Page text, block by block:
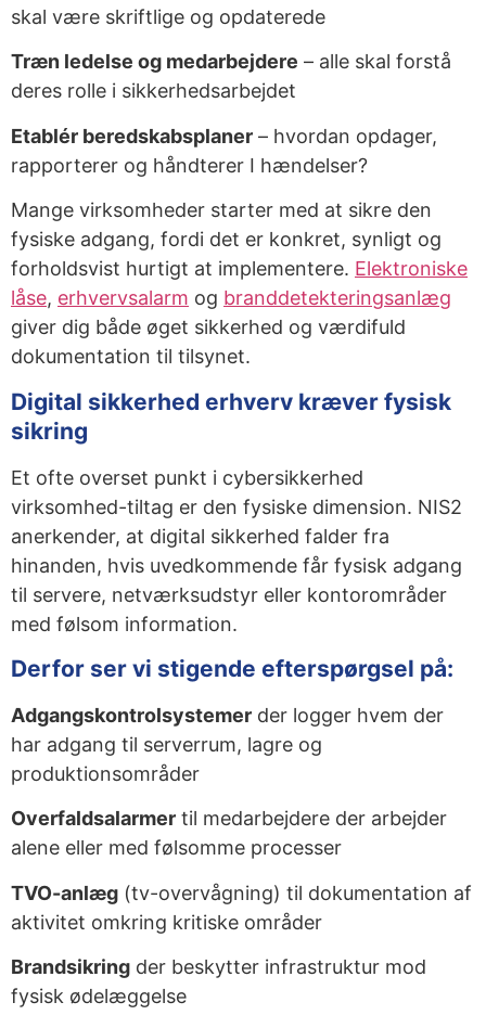
skal være skriftlige og opdaterede
Træn ledelse og medarbejdere – alle skal forstå
deres rolle i sikkerhedsarbejdet
Etablér beredskabsplaner – hvordan opdager,
rapporterer og håndterer I hændelser?
Mange virksomheder starter med at sikre den
fysiske adgang, fordi det er konkret, synligt og
forholdsvist hurtigt at implementere. Elektroniske
låse, erhvervsalarm og branddetekteringsanlæg
giver dig både øget sikkerhed og værdifuld
dokumentation til tilsynet.
Digital sikkerhed erhverv kræver fysisk
sikring
Et ofte overset punkt i cybersikkerhed
virksomhed-tiltag er den fysiske dimension. NIS2
anerkender, at digital sikkerhed falder fra
hinanden, hvis uvedkommende får fysisk adgang
til servere, netværksudstyr eller kontorområder
med følsom information.
Derfor ser vi stigende efterspørgsel på:
Adgangskontrolsystemer der logger hvem der
har adgang til serverrum, lagre og
produktionsområder
Overfaldsalarmer til medarbejdere der arbejder
alene eller med følsomme processer
TVO-anlæg (tv-overvågning) til dokumentation af
aktivitet omkring kritiske områder
Brandsikring der beskytter infrastruktur mod
fysisk ødelæggelse